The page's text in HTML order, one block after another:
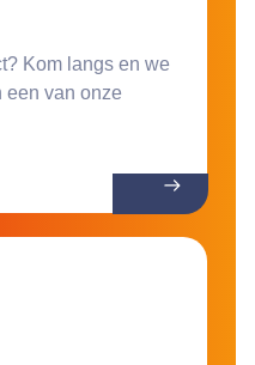
Kom langs en we
een van onze